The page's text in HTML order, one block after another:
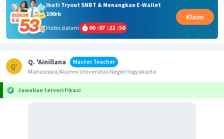
Ikuti Tryout SNBT & Menangkan E-Wallet
100rb
Habis dalam
00 :07 :22 :50
Klaim
Q'
Q. 'Ainillana
Master Teacher
Mahasiswa/Alumni Universitas Negeri Yogyakarta
Jawaban terverifikasi